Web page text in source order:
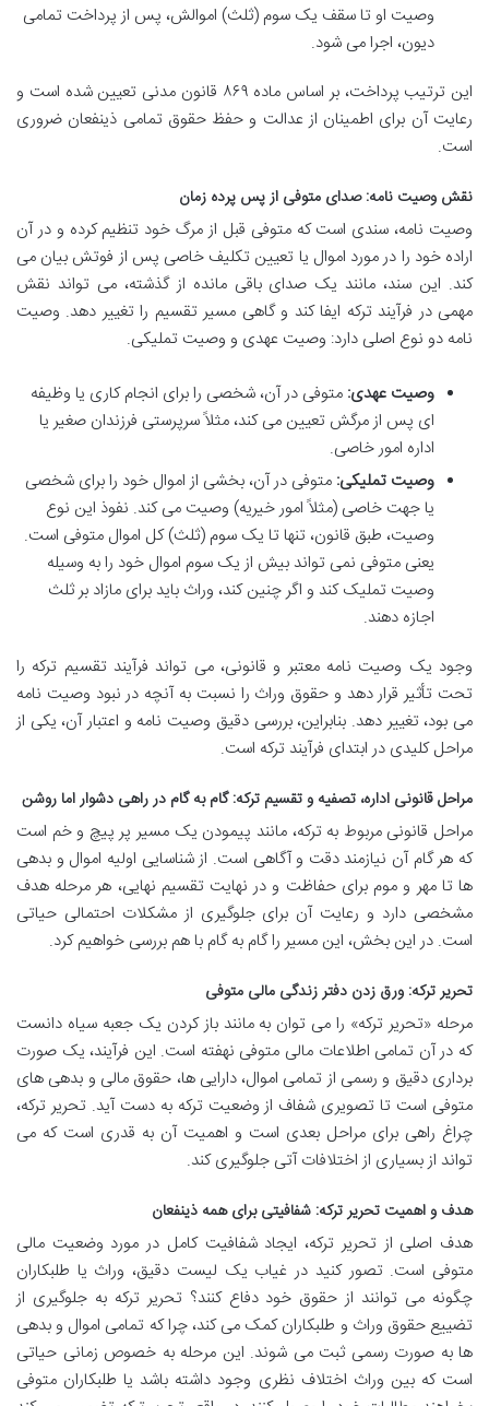
وصیت او تا سقف یک سوم (ثلث) اموالش، پس از پرداخت تمامی
دیون، اجرا می شود.
این ترتیب پرداخت، بر اساس ماده ۸۶۹ قانون مدنی تعیین شده است و
رعایت آن برای اطمینان از عدالت و حفظ حقوق تمامی ذینفعان ضروری
است.
نقش وصیت نامه: صدای متوفی از پس پرده زمان
وصیت نامه، سندی است که متوفی قبل از مرگ خود تنظیم کرده و در آن
اراده خود را در مورد اموال یا تعیین تکلیف خاصی پس از فوتش بیان می
کند. این سند، مانند یک صدای باقی مانده از گذشته، می تواند نقش
مهمی در فرآیند ترکه ایفا کند و گاهی مسیر تقسیم را تغییر دهد. وصیت
نامه دو نوع اصلی دارد: وصیت عهدی و وصیت تملیکی.
وصیت عهدی: متوفی در آن، شخصی را برای انجام کاری یا وظیفه
ای پس از مرگش تعیین می کند، مثلاً سرپرستی فرزندان صغیر یا
اداره امور خاصی.
وصیت تملیکی: متوفی در آن، بخشی از اموال خود را برای شخصی
یا جهت خاصی (مثلاً امور خیریه) وصیت می کند. نفوذ این نوع
وصیت، طبق قانون، تنها تا یک سوم (ثلث) کل اموال متوفی است.
یعنی متوفی نمی تواند بیش از یک سوم اموال خود را به وسیله
وصیت تملیک کند و اگر چنین کند، وراث باید برای مازاد بر ثلث
اجازه دهند.
وجود یک وصیت نامه معتبر و قانونی، می تواند فرآیند تقسیم ترکه را
تحت تأثیر قرار دهد و حقوق وراث را نسبت به آنچه در نبود وصیت نامه
می بود، تغییر دهد. بنابراین، بررسی دقیق وصیت نامه و اعتبار آن، یکی از
مراحل کلیدی در ابتدای فرآیند ترکه است.
مراحل قانونی اداره، تصفیه و تقسیم ترکه: گام به گام در راهی دشوار اما روشن
مراحل قانونی مربوط به ترکه، مانند پیمودن یک مسیر پر پیچ و خم است
که هر گام آن نیازمند دقت و آگاهی است. از شناسایی اولیه اموال و بدهی
ها تا مهر و موم برای حفاظت و در نهایت تقسیم نهایی، هر مرحله هدف
مشخصی دارد و رعایت آن برای جلوگیری از مشکلات احتمالی حیاتی
است. در این بخش، این مسیر را گام به گام با هم بررسی خواهیم کرد.
تحریر ترکه: ورق زدن دفتر زندگی مالی متوفی
مرحله «تحریر ترکه» را می توان به مانند باز کردن یک جعبه سیاه دانست
که در آن تمامی اطلاعات مالی متوفی نهفته است. این فرآیند، یک صورت
برداری دقیق و رسمی از تمامی اموال، دارایی ها، حقوق مالی و بدهی های
متوفی است تا تصویری شفاف از وضعیت ترکه به دست آید. تحریر ترکه،
چراغ راهی برای مراحل بعدی است و اهمیت آن به قدری است که می
تواند از بسیاری از اختلافات آتی جلوگیری کند.
هدف و اهمیت تحریر ترکه: شفافیتی برای همه ذینفعان
هدف اصلی از تحریر ترکه، ایجاد شفافیت کامل در مورد وضعیت مالی
متوفی است. تصور کنید در غیاب یک لیست دقیق، وراث یا طلبکاران
چگونه می توانند از حقوق خود دفاع کنند؟ تحریر ترکه به جلوگیری از
تضییع حقوق وراث و طلبکاران کمک می کند، چرا که تمامی اموال و بدهی
ها به صورت رسمی ثبت می شوند. این مرحله به خصوص زمانی حیاتی
است که بین وراث اختلاف نظری وجود داشته باشد یا طلبکاران متوفی